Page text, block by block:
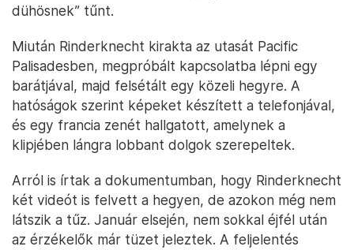
dühösnek” tűnt.
Miután Rinderknecht kirakta az utasát Pacific
Palisadesben, megpróbált kapcsolatba lépni egy
barátjával, majd felsétált egy közeli hegyre. A
hatóságok szerint képeket készített a telefonjával,
és egy francia zenét hallgatott, amelynek a
klipjében lángra lobbant dolgok szerepeltek.
Arról is írtak a dokumentumban, hogy Rinderknecht
két videót is felvett a hegyen, de azokon még nem
látszik a tűz. Január elsején, nem sokkal éjfél után
az érzékelők már tüzet jeleztek. A feljelentés